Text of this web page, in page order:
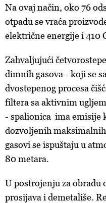
Na ovaj način, oko 76
otpadu se vraća
električne energije i 410
Zahvaljujući
dimnih gasova - koji se
dvostepenog procesa
filtera sa aktivnim
- spalionica ima emisije
dozvoljenih
gasovi se ispuštaju u
80 metara.
U postrojenju za obradu
prosijava i demetališe.